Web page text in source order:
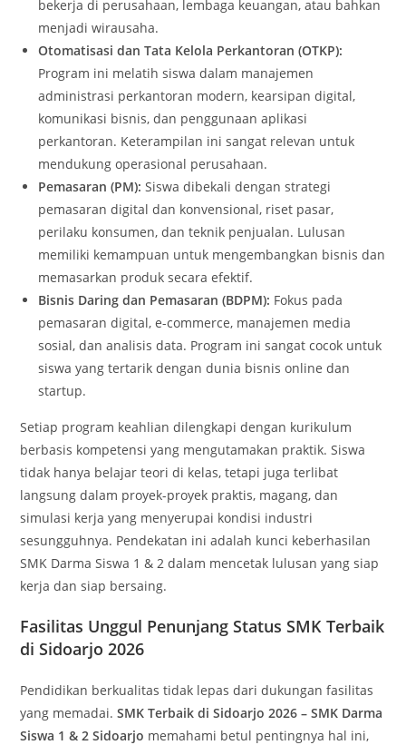
bekerja di perusahaan, lembaga keuangan, atau bahkan
menjadi wirausaha.
Otomatisasi dan Tata Kelola Perkantoran (OTKP):
Program ini melatih siswa dalam manajemen
administrasi perkantoran modern, kearsipan digital,
komunikasi bisnis, dan penggunaan aplikasi
perkantoran. Keterampilan ini sangat relevan untuk
mendukung operasional perusahaan.
Pemasaran (PM): Siswa dibekali dengan strategi
pemasaran digital dan konvensional, riset pasar,
perilaku konsumen, dan teknik penjualan. Lulusan
memiliki kemampuan untuk mengembangkan bisnis dan
memasarkan produk secara efektif.
Bisnis Daring dan Pemasaran (BDPM): Fokus pada
pemasaran digital, e-commerce, manajemen media
sosial, dan analisis data. Program ini sangat cocok untuk
siswa yang tertarik dengan dunia bisnis online dan
startup.
Setiap program keahlian dilengkapi dengan kurikulum
berbasis kompetensi yang mengutamakan praktik. Siswa
tidak hanya belajar teori di kelas, tetapi juga terlibat
langsung dalam proyek-proyek praktis, magang, dan
simulasi kerja yang menyerupai kondisi industri
sesungguhnya. Pendekatan ini adalah kunci keberhasilan
SMK Darma Siswa 1 & 2 dalam mencetak lulusan yang siap
kerja dan siap bersaing.
Fasilitas Unggul Penunjang Status SMK Terbaik
di Sidoarjo 2026
Pendidikan berkualitas tidak lepas dari dukungan fasilitas
yang memadai.SMK Terbaik di Sidoarjo 2026 – SMK Darma
Siswa 1 & 2 Sidoarjo memahami betul pentingnya hal ini,